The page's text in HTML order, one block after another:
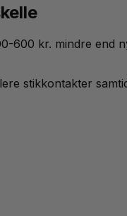
600 kr. mindre
stikkontakter